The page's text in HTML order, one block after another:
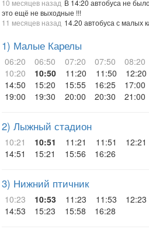
10 месяцев назад В 14:20 автобуса не
это ещё не выходные !!!
11 месяцев назад 14.20 автобуса с малых
1) Малые Карелы
06:20 06:50 07:20 07:50 08:20
10:20
10:50 11:20 11:50 12:20
14:50
15:20 15:55 16:25 17:00
19:00
19:30 20:00 20:30 21:00
2) Лыжный стадион
10:21 10:51 11:21 11:51 12:21
14:51
15:21 15:56 16:26
3) Нижний птичник
10:23 10:53 11:23 11:53 12:23
14:53
15:23 15:58 16:28